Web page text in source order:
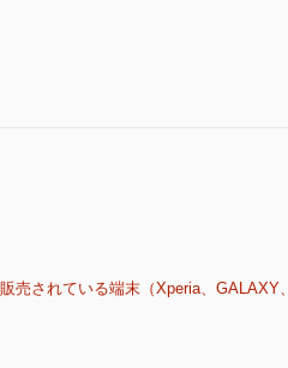
されている端末（Xperia、GALAXY、